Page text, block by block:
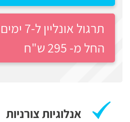
תרגול אונליין ל-7 ימים
החל מ- 295 ש"ח
אנלוגיות צורניות